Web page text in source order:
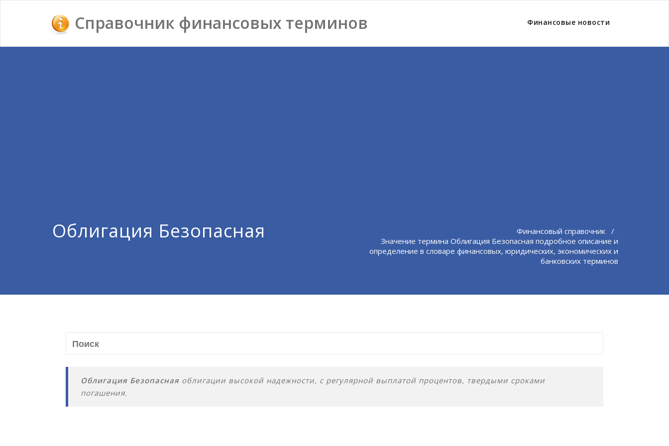
Справочник финансовых терминов Финансовые новости
Облигация Безопасная Финансовый справочник /
Значение термина Облигация Безопасная подробное описание и
определение в словаре финансовых, юридических, экономических и
банковских терминов
Облигация Безопаснаяоблигации высокой надежности, с регулярной выплатой процентов, твердыми сроками
погашения.